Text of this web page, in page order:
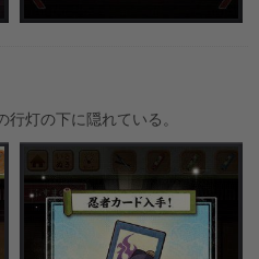
行灯の下に隠れている。